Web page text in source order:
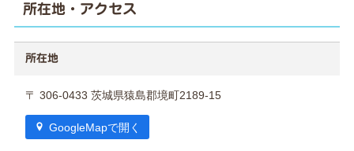
所在地・アクセス
所在地
〒 306-0433 茨城県猿島郡境町2189-15
GoogleMapで開く